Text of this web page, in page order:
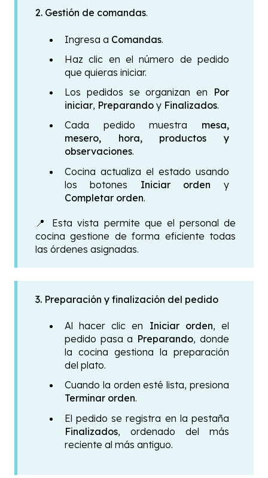
2. Gestión de comandas.
Ingresa a Comandas.
Haz clic en el número de pedido
que quieras iniciar.
Los pedidos se organizan en
Por
iniciar, Preparando y Finalizados.
Cada pedido muestra mesa,
mesero, hora, productos y
observaciones.
Cocina actualiza el estado usando
los botones Iniciar orden y
Completar orden.
📍 Esta vista permite que el personal de
cocina gestione de forma eficiente todas
las órdenes asignadas.
3. Preparación y finalización del pedido
Al hacer clic en Iniciar orden, el
pedido pasa a Preparando, donde
la cocina gestiona la preparación
del plato.
Cuando la orden esté lista, presiona
Terminar orden.
El pedido se registra en la pestaña
Finalizados, ordenado del más
reciente al más antiguo.